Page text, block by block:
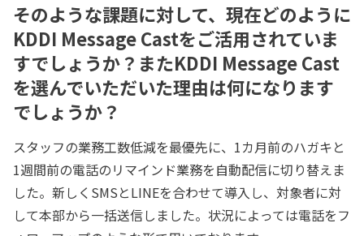
そのような課題に対して、現在どのように
KDDI Message Castをご活用されていま
すでしょうか？またKDDI Message Cast
を選んでいただいた理由は何になります
でしょうか？
スタッフの業務工数低減を最優先に、1カ月前のハガキと
1週間前の電話のリマインド業務を自動配信に切り替えま
した。新しくSMSとLINEを合わせて導入し、対象者に対
して本部から一括送信しました。状況によっては電話をフ